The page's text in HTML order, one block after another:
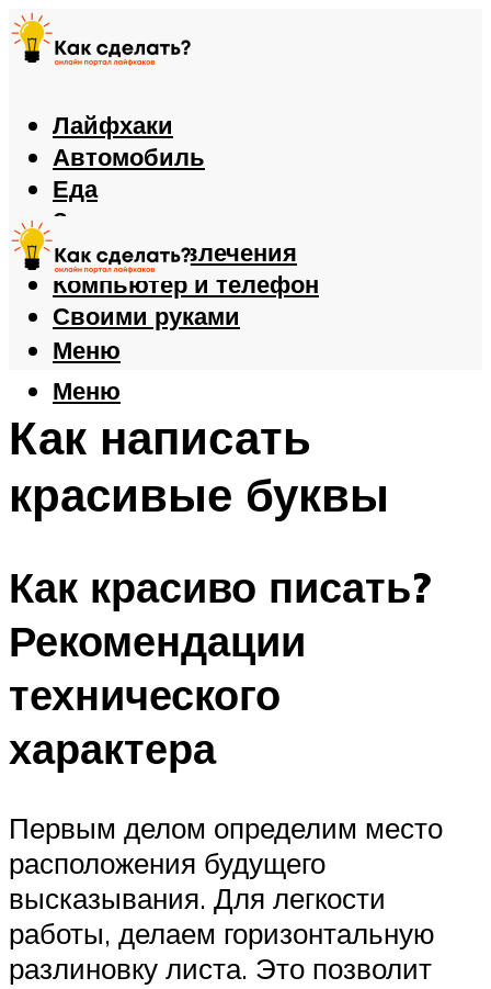
Лайфхаки
Автомобиль
Еда
Здоровье
Игры и развлечения
Компьютер и телефон
Своими руками
Меню
Меню
Как написать
красивые буквы
Как красиво писать?
Рекомендации
технического
характера
Первым делом определим место
расположения будущего
высказывания. Для легкости
работы, делаем горизонтальную
разлиновку листа. Это позволит